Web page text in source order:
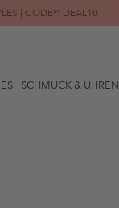
| CODE*: DEAL10
SCHMUCK & UHREN